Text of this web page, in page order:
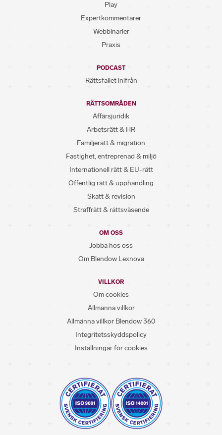
Play
Expertkommentarer
Webbinarier
Praxis
PODCAST
Rättsfallet inifrån
RÄTTSOMRÅDEN
Affärsjuridik
Arbetsrätt & HR
Familjerätt & migration
Fastighet, entreprenad & miljö
Internationell rätt & EU-rätt
Offentlig rätt & upphandling
Skatt & revision
Straffrätt & rättsväsende
OM OSS
Jobba hos oss
Om Blendow Lexnova
VILLKOR
Om cookies
Allmänna villkor
Allmänna villkor Blendow 360
Integritetsskyddspolicy
Inställningar för cookies